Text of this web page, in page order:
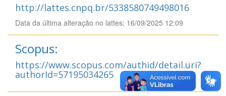
http://lattes.cnpq.br/5338580749498016
Data da última alteração no lattes: 16/09/2025 12:09
Scopus:
https://www.scopus.com/authid/detail.uri?
authorId=57195034265